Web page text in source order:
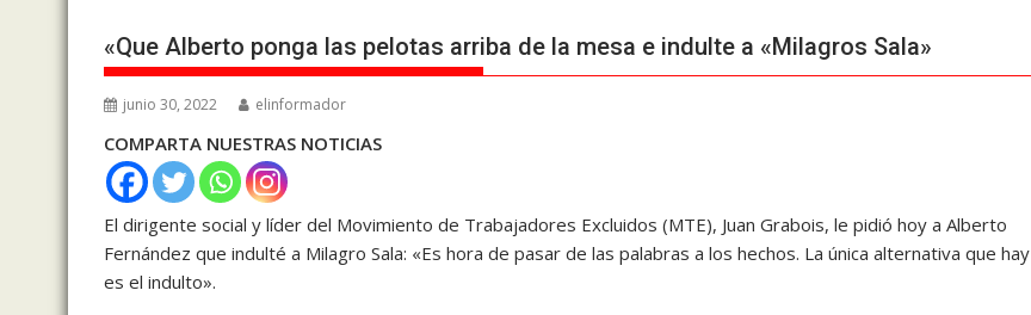
«Que Alberto ponga las pelotas arriba de la mesa e indulte a «Milagros Sala»
junio 30, 2022 elinformador
COMPARTA NUESTRAS NOTICIAS
El dirigente social y líder del Movimiento de Trabajadores Excluidos (MTE), Juan Grabois, le pidió hoy a Alberto
Fernández que indulté a Milagro Sala: «Es hora de pasar de las palabras a los hechos. La única alternativa que hay
es el indulto».